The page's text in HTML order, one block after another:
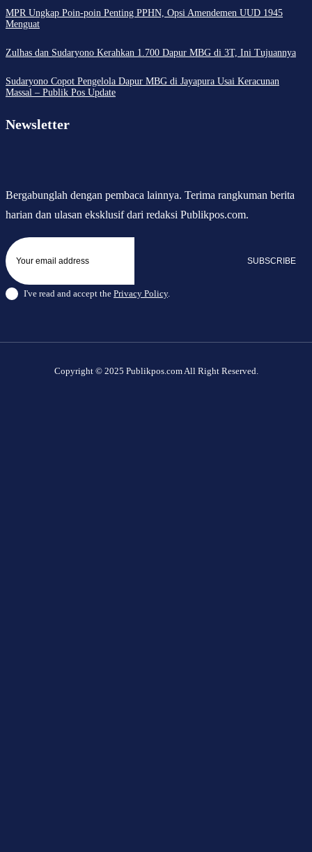
MPR Ungkap Poin-poin Penting PPHN, Opsi Amendemen UUD 1945
Menguat
Zulhas dan Sudaryono Kerahkan 1.700 Dapur MBG di 3T, Ini Tujuannya
Sudaryono Copot Pengelola Dapur MBG di Jayapura Usai Keracunan
Massal – Publik Pos Update
Newsletter
Bergabunglah dengan pembaca lainnya. Terima rangkuman berita
harian dan ulasan eksklusif dari redaksi Publikpos.com.
SUBSCRIBE
I've read and accept the Privacy Policy.
Copyright © 2025 Publikpos.com All Right Reserved.